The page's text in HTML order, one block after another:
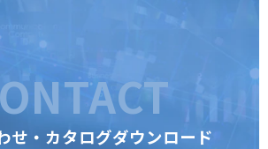
せ・カタログダウンロード